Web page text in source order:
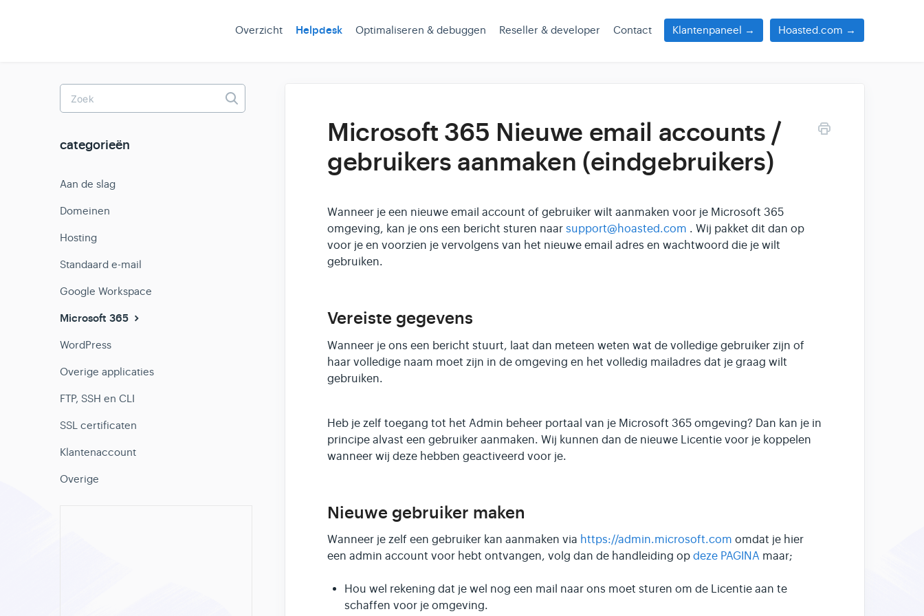
Overzicht Helpdesk Optimaliseren & debuggen Reseller & developer Contact Klantenpaneel → Hoasted.com →
Microsoft 365 Nieuwe email accounts /
gebruikers aanmaken (eindgebruikers)
Wanneer je een nieuwe email account of gebruiker wilt aanmaken voor je Microsoft 365
omgeving, kan je ons een bericht sturen naar support@hoasted.com . Wij pakket dit dan op
voor je en voorzien je vervolgens van het nieuwe email adres en wachtwoord die je wilt
gebruiken.
Vereiste gegevens
Wanneer je ons een bericht stuurt, laat dan meteen weten wat de volledige gebruiker zijn of
haar volledige naam moet zijn in de omgeving en het volledig mailadres dat je graag wilt
gebruiken.
Heb je zelf toegang tot het Admin beheer portaal van je Microsoft 365 omgeving? Dan kan je in
principe alvast een gebruiker aanmaken. Wij kunnen dan de nieuwe Licentie voor je koppelen
wanneer wij deze hebben geactiveerd voor je.
Nieuwe gebruiker maken
Wanneer je zelf een gebruiker kan aanmaken via https://admin.microsoft.com omdat je hier
een admin account voor hebt ontvangen, volg dan de handleiding op deze PAGINA maar;
Hou wel rekening dat je wel nog een mail naar ons moet sturen om de Licentie aan te
schaffen voor je omgeving.
Toggle
Search
categorieën
Aan de slag
Domeinen
Hosting
Standaard e-mail
Google Workspace
Microsoft 365
WordPress
Overige applicaties
FTP, SSH en CLI
SSL certificaten
Klantenaccount
Overige